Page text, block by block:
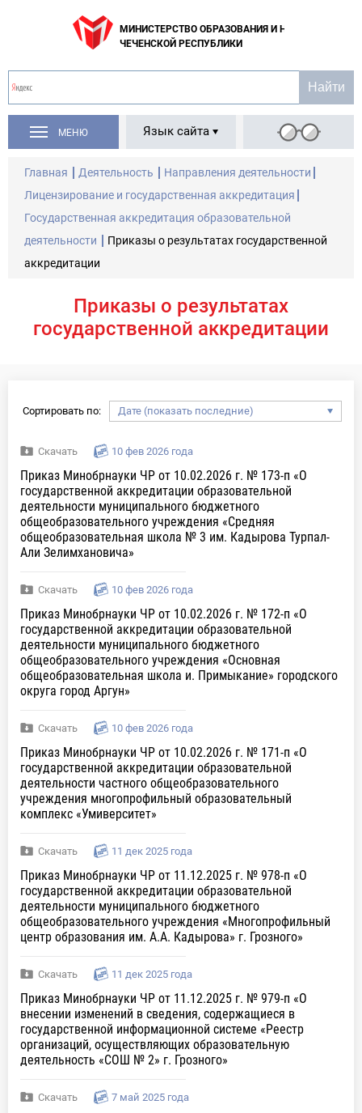
МИНИСТЕРСТВО ОБРАЗОВАНИЯ И НАУКИ
ЧЕЧЕНСКОЙ РЕСПУБЛИКИ
МЕНЮ Язык сайта
Главная Деятельность
Направления деятельности
Лицензирование и государственная аккредитация
Государственная аккредитация образовательной
деятельности
Приказы о результатах государственной
аккредитации
Приказы о результатах
государственной аккредитации
Сортировать по:
Скачать 10 фев 2026 года
Приказ Минобрнауки ЧР от 10.02.2026 г. № 173-п «О
государственной аккредитации образовательной
деятельности муниципального бюджетного
общеобразовательного учреждения «Средняя
общеобразовательная школа № 3 им. Кадырова Турпал-
Али Зелимхановича»
Скачать 10 фев 2026 года
Приказ Минобрнауки ЧР от 10.02.2026 г. № 172-п «О
государственной аккредитации образовательной
деятельности муниципального бюджетного
общеобразовательного учреждения «Основная
общеобразовательная школа и. Примыкание» городского
округа город Аргун»
Скачать 10 фев 2026 года
Приказ Минобрнауки ЧР от 10.02.2026 г. № 171-п «О
государственной аккредитации образовательной
деятельности частного общеобразовательного
учреждения многопрофильный образовательный
комплекс «Умиверситет»
Скачать 11 дек 2025 года
Приказ Минобрнауки ЧР от 11.12.2025 г. № 978-п «О
государственной аккредитации образовательной
деятельности муниципального бюджетного
общеобразовательного учреждения «Многопрофильный
центр образования им. А.А. Кадырова» г. Грозного»
Скачать 11 дек 2025 года
Приказ Минобрнауки ЧР от 11.12.2025 г. № 979-п «О
внесении изменений в сведения, содержащиеся в
государственной информационной системе «Реестр
организаций, осуществляющих образовательную
деятельность «СОШ № 2» г. Грозного»
Скачать 7 май 2025 года